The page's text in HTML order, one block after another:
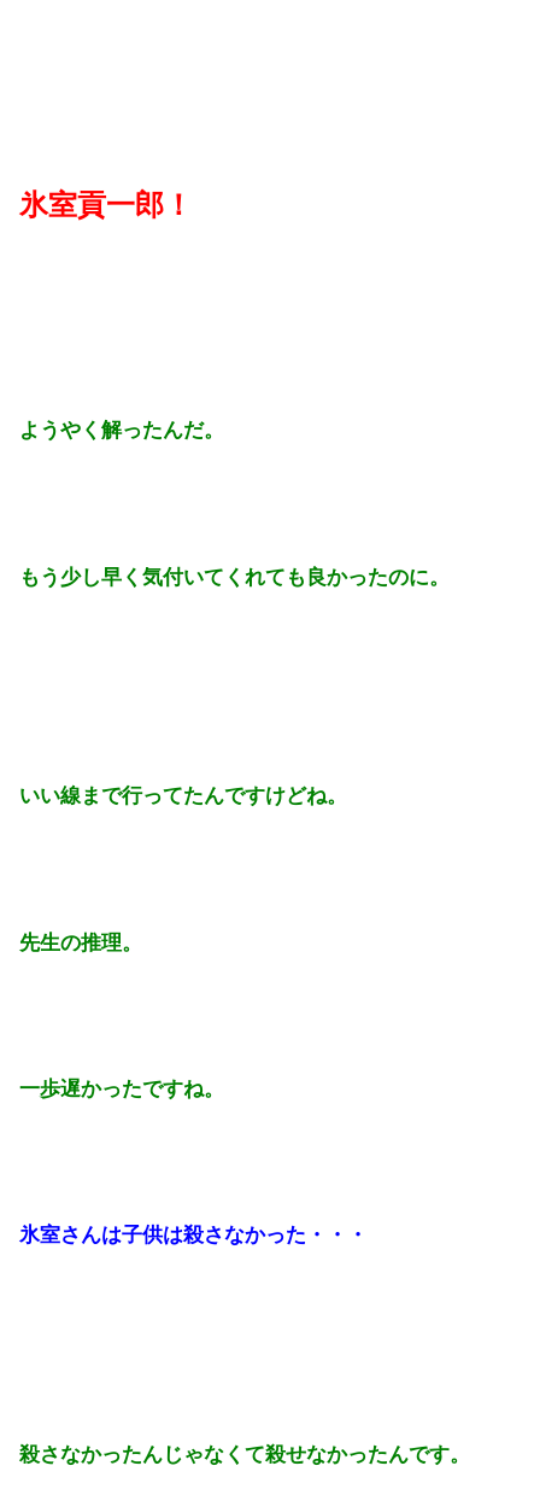
氷室貢一郎！
ようやく解ったんだ。
もう少し早く気付いてくれても良かったのに。
いい線まで行ってたんですけどね。
先生の推理。
一歩遅かったですね。
氷室さんは子供は殺さなかった・・・
殺さなかったんじゃなくて殺せなかったんです。